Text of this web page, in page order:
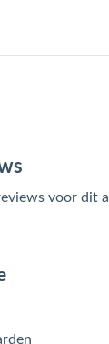
voor dit